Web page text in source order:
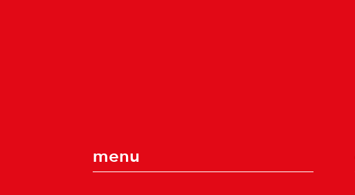
menu